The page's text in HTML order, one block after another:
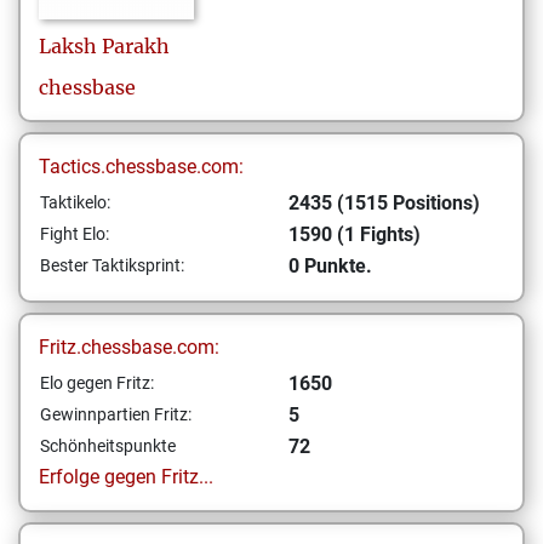
Laksh Parakh
chessbase
Tactics.chessbase.com:
Taktikelo: 2435 (1515 Positions)
Fight Elo: 1590 (1 Fights)
Bester Taktiksprint: 0 Punkte.
Fritz.chessbase.com:
Elo gegen Fritz: 1650
Gewinnpartien Fritz: 5
Schönheitspunkte
72
Erfolge gegen Fritz...